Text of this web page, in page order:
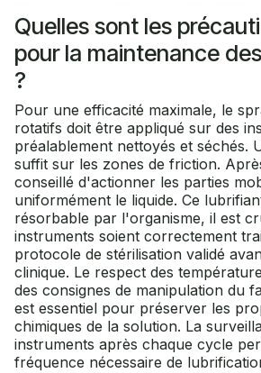
Quelles sont les
pour la maintenance
?
Pour une efficacité maximale, le
rotatifs doit être appliqué sur des
préalablement nettoyés et séchés.
suffit sur les zones de friction.
conseillé d'actionner les parties
uniformément le liquide. Ce
résorbable par l'organisme, il est
instruments soient correctement
protocole de stérilisation validé
clinique. Le respect des
des consignes de manipulation du
est essentiel pour préserver les
chimiques de la solution. La
instruments après chaque cycle
fréquence nécessaire de